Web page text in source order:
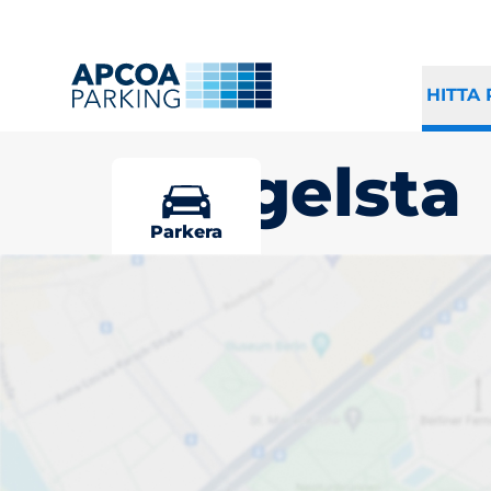
HITTA
Tungelsta
Parkera
Välj din
Tungelsta